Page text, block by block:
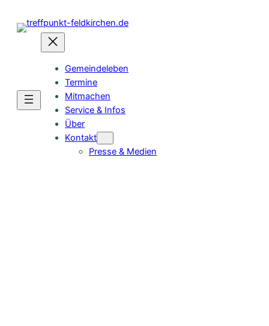
Inhalt
Gemeindeleben
Termine
Mitmachen
Service & Infos
Über
Kontakt
Presse & Medien